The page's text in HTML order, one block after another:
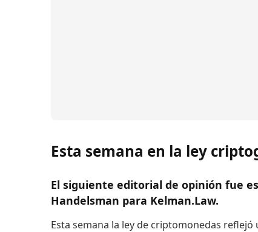
Esta semana en la ley
El siguiente editorial de opinión fue
Handelsman para Kelman.Law.
Esta semana la ley de criptomonedas